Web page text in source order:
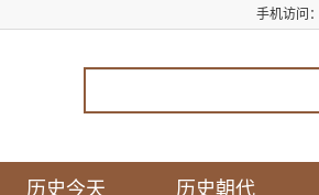
手机访问：
历史今天 历史朝代